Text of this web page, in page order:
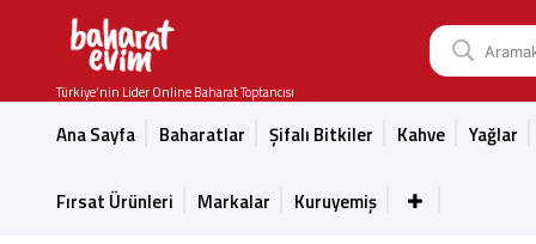
Türkiye'nin Lider Online Baharat Toptancısı
Ana Sayfa Baharatlar Şifalı Bitkiler Kahve Yağlar
Fırsat Ürünleri Markalar Kuruyemiş